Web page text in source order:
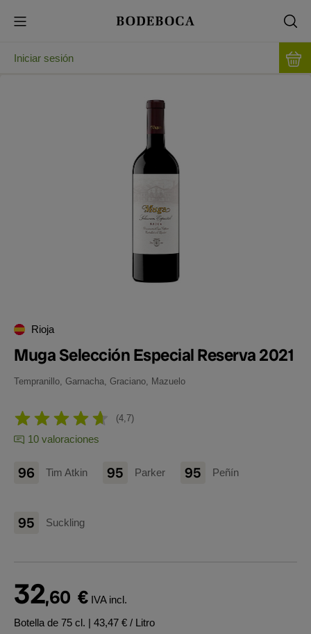
Iniciar sesión
Rioja
Muga Selección Especial Reserva 2021
Tempranillo, Garnacha, Graciano, Mazuelo
4,7
10 valoraciones
96 Tim Atkin 95 Parker 95 Peñín
95 Suckling
32,60 € IVA incl.
Botella de 75 cl. | 43,47 € / Litro